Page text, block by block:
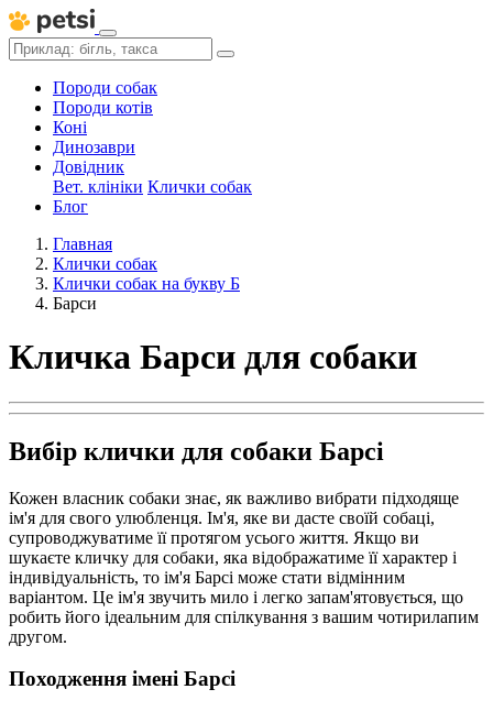
Породи собак
Породи котів
Коні
Динозаври
Довідник
Вет. клініки Клички собак
Блог
Главная
Клички собак
Клички собак на букву Б
Барси
Кличка Барси для собаки
Вибір клички для собаки Барсі
Кожен власник собаки знає, як важливо вибрати підходяще
ім'я для свого улюбленця. Ім'я, яке ви дасте своїй собаці,
супроводжуватиме її протягом усього життя. Якщо ви
шукаєте кличку для собаки, яка відображатиме її характер і
індивідуальність, то ім'я Барсі може стати відмінним
варіантом. Це ім'я звучить мило і легко запам'ятовується, що
робить його ідеальним для спілкування з вашим чотирилапим
другом.
Походження імені Барсі